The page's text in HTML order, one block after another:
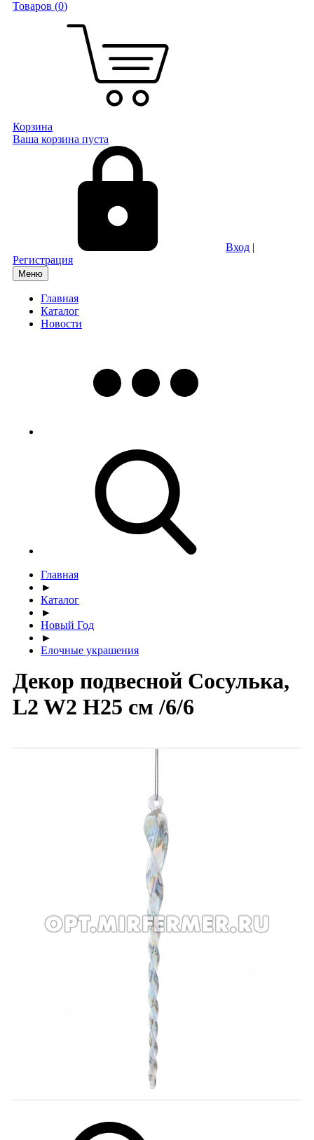
Товаров (0)
Корзина
Ваша корзина пуста
Вход |
Регистрация
Меню
Главная
Каталог
Новости
Главная
►
Каталог
►
Новый Год
►
Елочные украшения
Декор подвесной Сосулька,
L2 W2 H25 см /6/6